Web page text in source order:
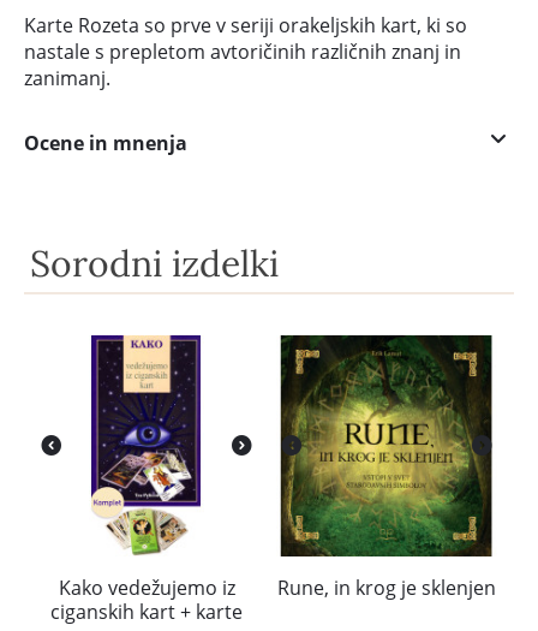
Karte Rozeta so prve v seriji orakeljskih kart, ki so
nastale s prepletom avtoričinih različnih znanj in
zanimanj.
Ocene in mnenja
Sorodni izdelki
Kako vedežujemo iz
ciganskih kart + karte
Rune, in krog je sklenjen